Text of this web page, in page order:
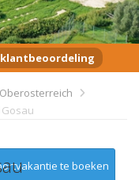
klantbeoordeling
Oberosterreich
te boeken